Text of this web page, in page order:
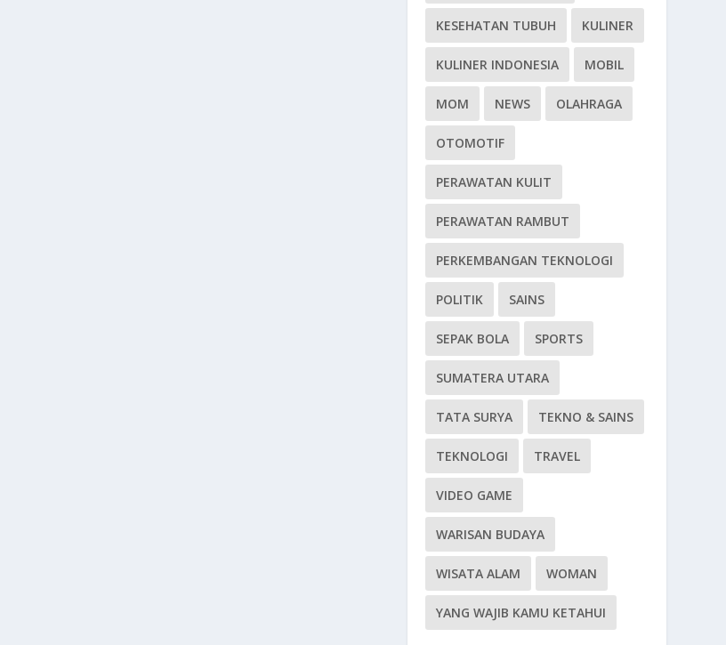
KESEHATAN TUBUH KULINER
KULINER INDONESIA MOBIL
MOM NEWS OLAHRAGA
OTOMOTIF
PERAWATAN KULIT
PERAWATAN RAMBUT
PERKEMBANGAN TEKNOLOGI
POLITIK SAINS
SEPAK BOLA SPORTS
SUMATERA UTARA
TATA SURYA TEKNO & SAINS
TEKNOLOGI TRAVEL
VIDEO GAME
WARISAN BUDAYA
WISATA ALAM WOMAN
YANG WAJIB KAMU KETAHUI